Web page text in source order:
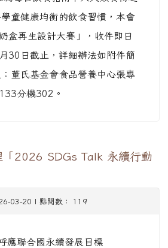
童健康均衡的飲食習慣，本會
盒再生設計大賽」，收件即日
30日截止，詳細辦法如附件簡
董氏基金會食品營養中心張專
分機302。
「2026 SDGs Talk 永續行動
03-20 | 點閱數： 119
應聯合國永續發展目標